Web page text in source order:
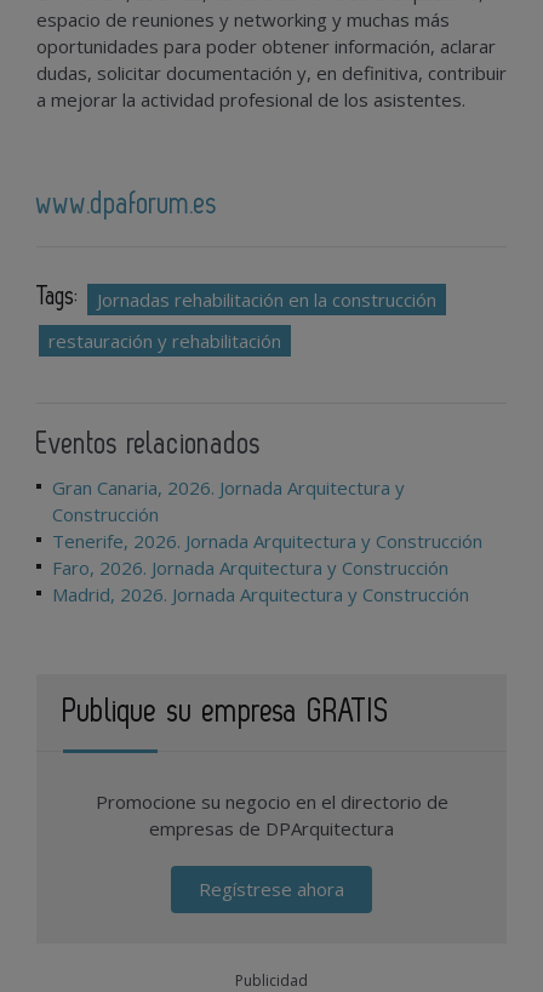
espacio de reuniones y networking y muchas más
oportunidades para poder obtener información, aclarar
dudas, solicitar documentación y, en definitiva, contribuir
a mejorar la actividad profesional de los asistentes.
www.dpaforum.es
Tags:
Jornadas rehabilitación en la construcción
restauración y rehabilitación
Eventos relacionados
Gran Canaria, 2026. Jornada Arquitectura y
Construcción
Tenerife, 2026. Jornada Arquitectura y Construcción
Faro, 2026. Jornada Arquitectura y Construcción
Madrid, 2026. Jornada Arquitectura y Construcción
Publique su empresa GRATIS
Promocione su negocio en el directorio de
empresas de DPArquitectura
Regístrese ahora
Publicidad